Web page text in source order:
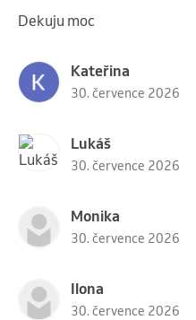
Dekuju moc
Kateřina
30. července 2026
Lukáš
30. července 2026
Monika
30. července 2026
Ilona
30. července 2026